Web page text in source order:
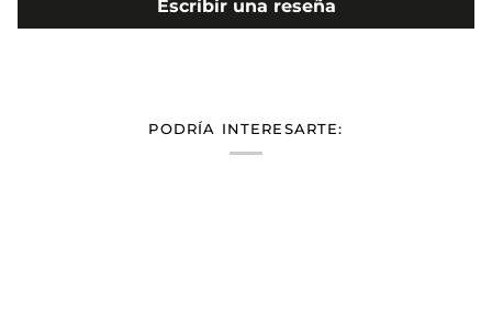
Escribir una reseña
PODRÍA INTERESARTE: